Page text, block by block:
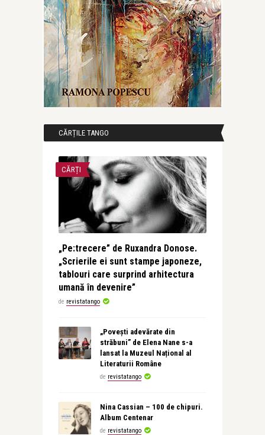
CĂRȚILE TANGO
CĂRȚI
„Pe:trecere” de Ruxandra Donose.
„Scrierile ei sunt stampe japoneze,
tablouri care surprind arhitectura
umană în devenire”
de revistatango
„Povești adevărate din
străbuni” de Elena Nane s-a
lansat la Muzeul Național al
Literaturii Române
de revistatango
Nina Cassian – 100 de chipuri.
Album Centenar
de revistatango